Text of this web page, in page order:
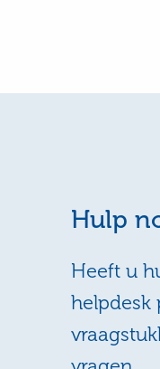
Hulp
Heeft u
helpdesk